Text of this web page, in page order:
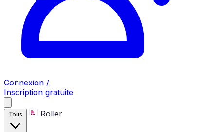
Connexion /
Inscription gratuite
Tous Roller